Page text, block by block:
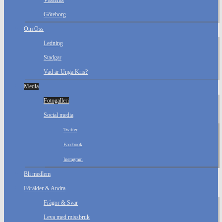
Göteborg
Om Oss
Ledning
Stadgar
Vad är Unga Kris?
Media
Fotogalleri
Social media
Twitter
Facebook
Instagram
Bli medlem
Förälder & Andra
Frågor & Svar
Leva med missbruk